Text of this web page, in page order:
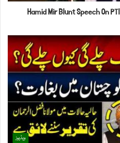
Hamid Mir Blunt Speech On
ویڈیوز